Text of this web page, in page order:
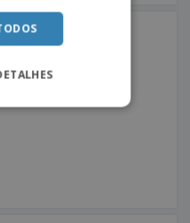
mochila DAFFY